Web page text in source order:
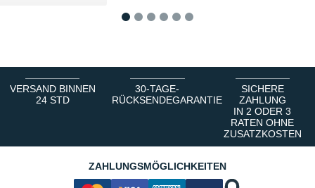
VERSAND BINNEN
24 STD
30-TAGE-
RÜCKSENDEGARANTIE
SICHERE
ZAHLUNG
IN 2 ODER 3
RATEN OHNE
ZUSATZKOSTEN
ZAHLUNGSMÖGLICHKEITEN